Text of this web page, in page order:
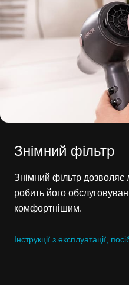
Знімний фільтр
Знімний фільтр
робить його
комфортнішим.
Інструкції з експлуатації,